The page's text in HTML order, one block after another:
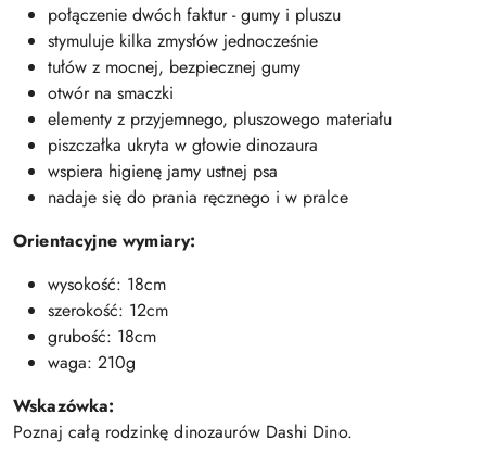
połączenie dwóch faktur - gumy i pluszu
stymuluje kilka zmysłów jednocześnie
tułów z mocnej, bezpiecznej gumy
otwór na smaczki
elementy z przyjemnego, pluszowego materiału
piszczałka ukryta w głowie dinozaura
wspiera higienę jamy ustnej psa
nadaje się do prania ręcznego i w pralce
Orientacyjne wymiary:
wysokość: 18cm
szerokość: 12cm
grubość: 18cm
waga: 210g
Wskazówka:
Poznaj całą rodzinkę dinozaurów Dashi Dino.